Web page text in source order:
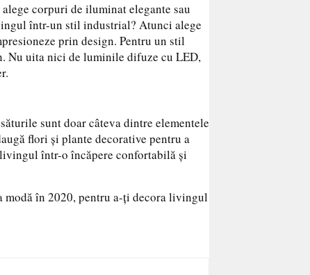
corpuri de iluminat elegante sau
într-un stil industrial? Atunci alege
prin design. Pentru un stil
Nu uita nici de luminile difuze cu LED,
sunt doar câteva dintre elementele
flori și plante decorative pentru a
într-o încăpere confortabilă și
modă în 2020, pentru a-ți decora livingul